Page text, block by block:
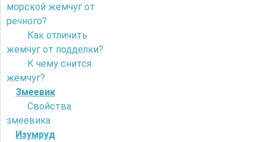
морской жемчуг от
речного?
Как отличить
жемчуг от подделки?
К чему снится
жемчуг?
Змеевик
Свойства
змеевика
Изумруд